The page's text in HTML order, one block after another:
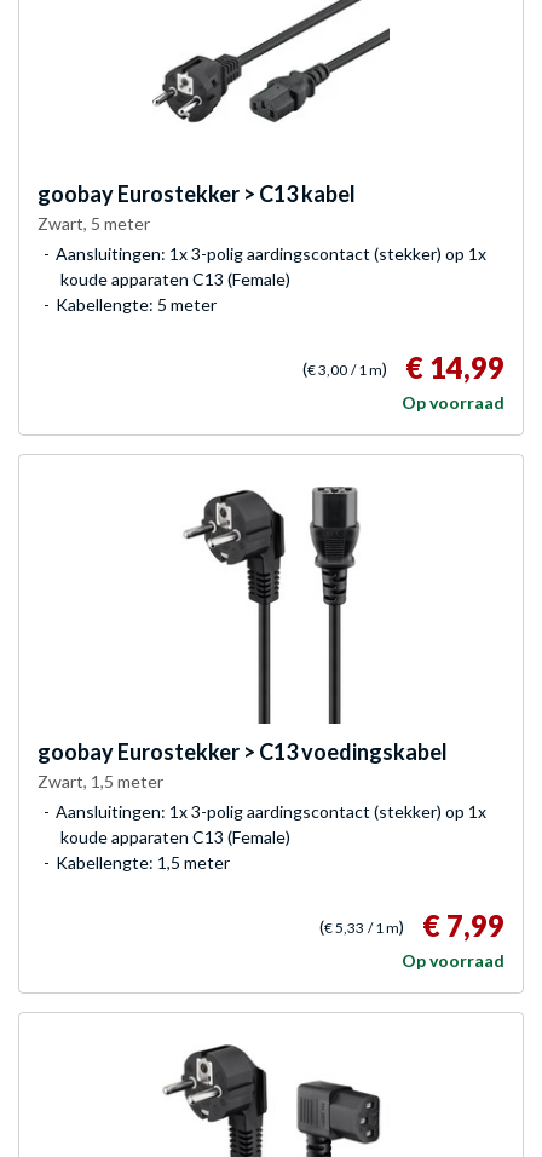
goobayEurostekker > C13 kabel
Zwart, 5 meter
Aansluitingen: 1x 3-polig aardingscontact (stekker) op 1x
koude apparaten C13 (Female)
Kabellengte: 5 meter
(€ 3,00 / 1 m) € 14,99
Op voorraad
goobayEurostekker > C13 voedingskabel
Zwart, 1,5 meter
Aansluitingen: 1x 3-polig aardingscontact (stekker) op 1x
koude apparaten C13 (Female)
Kabellengte: 1,5 meter
(€ 5,33 / 1 m) € 7,99
Op voorraad